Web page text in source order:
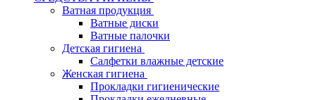
Ватная продукция
Ватные диски
Ватные палочки
Детская гигиена
Салфетки влажные детские
Женская гигиена
Прокладки гигиенические